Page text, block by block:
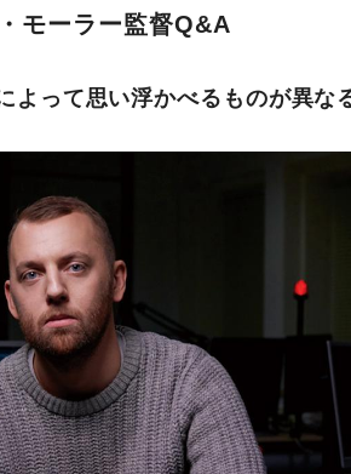
モーラー監督Q&A
よって思い浮かべるものが異な